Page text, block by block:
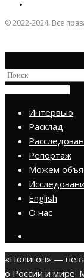
© 2022-2024. Все
Интервью
Расклад
Репортаж
Можем
English
О нас
«Полигон» —
о России и мире.